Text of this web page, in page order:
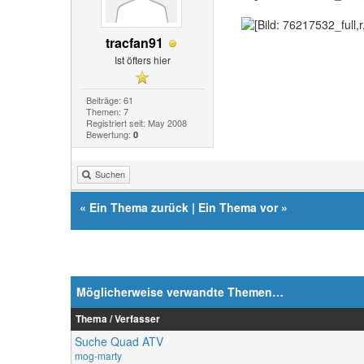
tracfan91
Ist öfters hier
Beiträge: 61
Themen: 7
Registriert seit: May 2008
Bewertung: 0
Suchen
« Ein Thema zurück | Ein Thema vor»
Möglicherweise verwandte Themen…
Thema / Verfasser
Suche Quad ATV
mog-marty